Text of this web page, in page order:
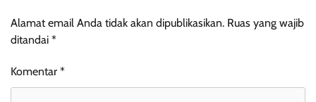
Alamat email Anda tidak akan dipublikasikan. Ruas yang wajib
ditandai *
Komentar *